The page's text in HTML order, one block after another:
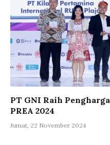
PT GNI Raih
PREA 2024
Jumat, 22 November 2024